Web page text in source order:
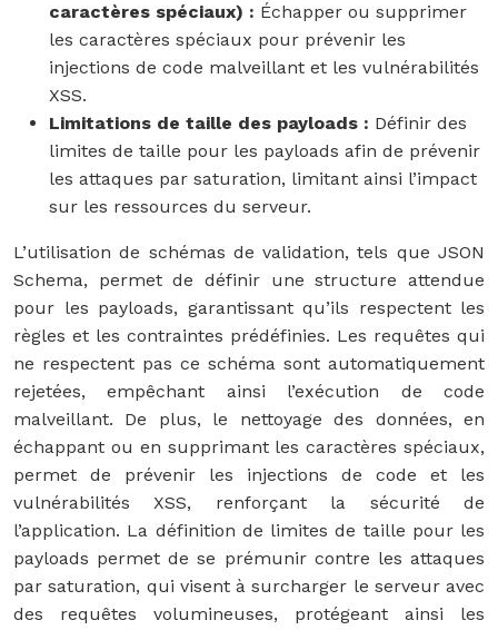
caractères spéciaux) : Échapper ou supprimer
les caractères spéciaux pour prévenir les
injections de code malveillant et les vulnérabilités
XSS.
Limitations de taille des payloads : Définir des
limites de taille pour les payloads afin de prévenir
les attaques par saturation, limitant ainsi l’impact
sur les ressources du serveur.
L’utilisation de schémas de validation, tels que JSON
Schema, permet de définir une structure attendue
pour les payloads, garantissant qu’ils respectent les
règles et les contraintes prédéfinies. Les requêtes qui
ne respectent pas ce schéma sont automatiquement
rejetées, empêchant ainsi l’exécution de code
malveillant. De plus, le nettoyage des données, en
échappant ou en supprimant les caractères spéciaux,
permet de prévenir les injections de code et les
vulnérabilités XSS, renforçant la sécurité de
l’application. La définition de limites de taille pour les
payloads permet de se prémunir contre les attaques
par saturation, qui visent à surcharger le serveur avec
des requêtes volumineuses, protégeant ainsi les